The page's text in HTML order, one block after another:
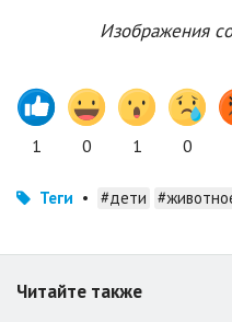
Изображения
1 0 1 0
Теги • #дети
Читайте также